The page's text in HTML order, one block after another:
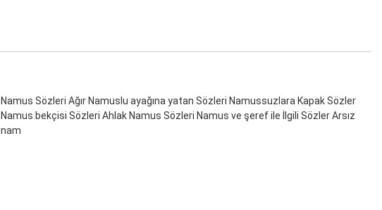
Namus Sözleri Ağır Namuslu ayağına yatan Sözleri Namussuzlara Kapak Sözler
Namus bekçisi Sözleri Ahlak Namus Sözleri Namus ve şeref ile İlgili Sözler Arsız
nam